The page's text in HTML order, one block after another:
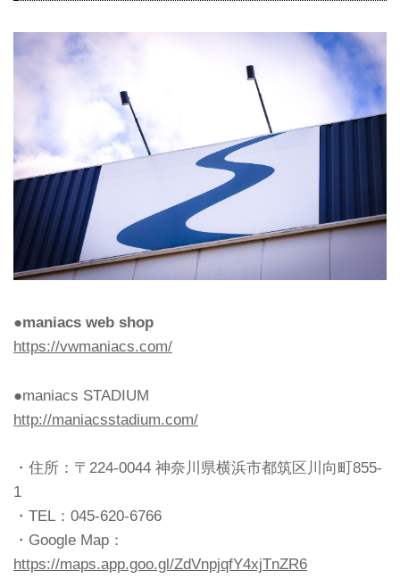
●maniacs web shop
https://vwmaniacs.com/
●maniacs STADIUM
http://maniacsstadium.com/
・住所：〒224-0044 神奈川県横浜市都筑区川向町855-
1
・TEL：045-620-6766
・Google Map：
https://maps.app.goo.gl/ZdVnpjqfY4xjTnZR6